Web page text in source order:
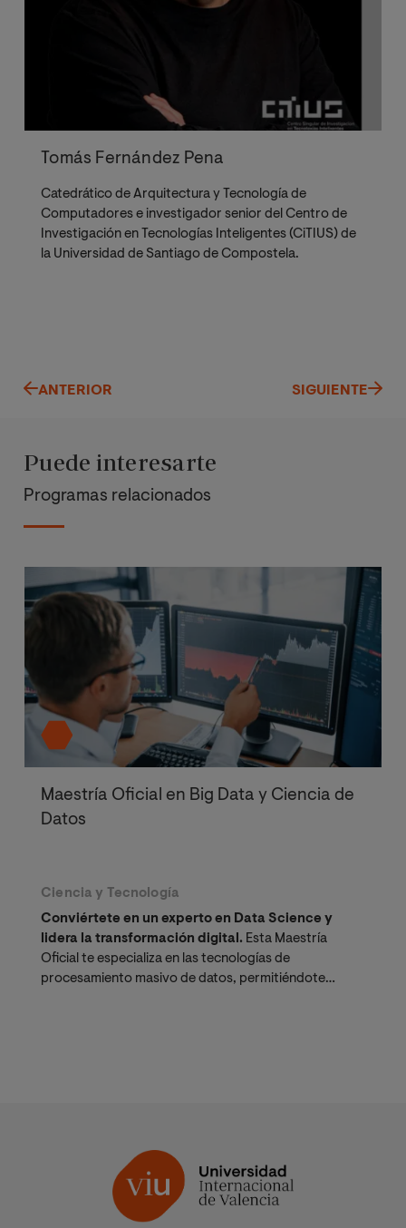
Tomás Fernández Pena
Catedrático de Arquitectura y Tecnología de
Computadores e investigador senior del Centro de
Investigación en Tecnologías Inteligentes (CiTIUS) de
la Universidad de Santiago de Compostela.
ANTERIOR SIGUIENTE
Puede interesarte
Programas relacionados
Maestría Oficial en Big Data y Ciencia de
Datos
Ciencia y Tecnología
Conviértete en un experto en Data Science y
lidera la transformación digital. Esta Maestría
Oficial te especializa en las tecnologías de
procesamiento masivo de datos, permitiéndote